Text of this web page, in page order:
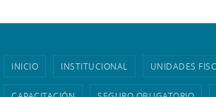
INICIO INSTITUCIONAL UNIDADES